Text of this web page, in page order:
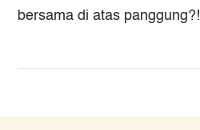
bersama di atas panggung?!